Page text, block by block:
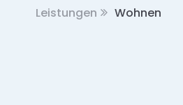
Leistungen Wohnen